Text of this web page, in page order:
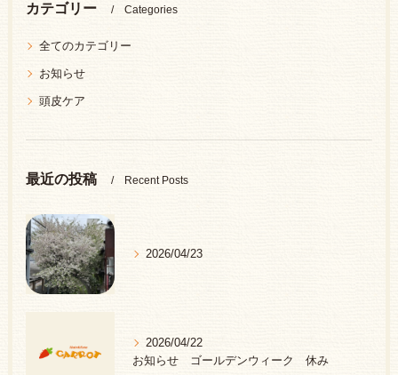
カテゴリー Categories
全てのカテゴリー
お知らせ
頭皮ケア
最近の投稿 Recent Posts
2026/04/23
2026/04/22
お知らせ ゴールデンウィーク 休み